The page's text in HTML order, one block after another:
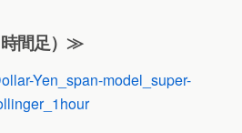
間足）≫